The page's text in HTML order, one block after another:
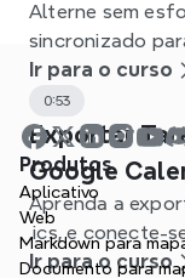
Alterne sem
sincronizado
acompanhar
Ir para o curso
0:53
Exportar
Google
Aprenda a
.ics, e conecte-
outras apps
Ir para o curso
Produtos
Aplicativo
Web
Markdown para
Documento para